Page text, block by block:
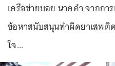
เครือข่ายบอย นาคคำ จากกา
ข้อหาสนับสนุนทำผิดยาเสพติ
ใจ...